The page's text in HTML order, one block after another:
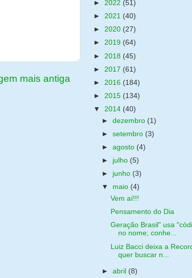
mais antiga
► 2022 (51)
► 2021 (40)
► 2020 (27)
► 2019 (64)
► 2018 (45)
► 2017 (61)
► 2016 (184)
► 2015 (134)
▼ 2014 (40)
►dezembro (1)
►setembro (3)
►agosto (4)
► julho (5)
► junho (3)
▼ maio (4)
Vem aí!!!
Pensamento do Dia
Geração Brasil" usa
no nome; conhe...
Luiz Bacci deixa a
quer buscar n...
►abril (8)